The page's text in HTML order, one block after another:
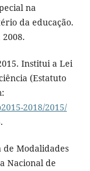
na
da educação.
Institui a Lei
(Estatuto
2018/2015/
de Modalidades
Nacional de